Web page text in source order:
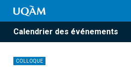
Calendrier des événements
COLLOQUE